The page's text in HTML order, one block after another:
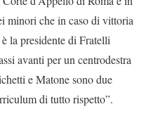
minori che in caso di vittoria
la presidente di Fratelli
avanti per un centrodestra
e Matone sono due
di tutto rispetto”.